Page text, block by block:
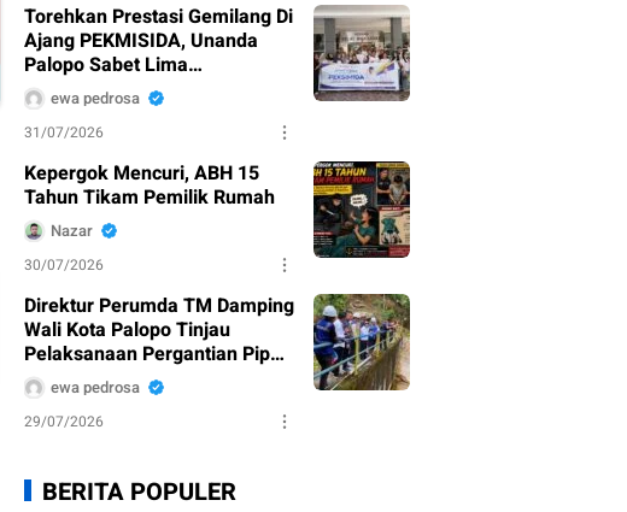
Torehkan Prestasi Gemilang Di
Ajang PEKMISIDA, Unanda
Palopo Sabet Lima
Penghargaan
ewa pedrosa
31/07/2026
Kepergok Mencuri, ABH 15
Tahun Tikam Pemilik Rumah
Nazar
30/07/2026
Direktur Perumda TM Damping
Wali Kota Palopo Tinjau
Pelaksanaan Pergantian Pipa
Air Baku di Battang
ewa pedrosa
29/07/2026
BERITA POPULER